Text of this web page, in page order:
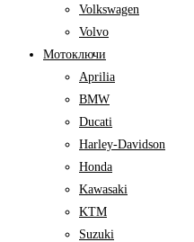
Volkswagen
Volvo
Мотоключи
Aprilia
BMW
Ducati
Harley-Davidson
Honda
Kawasaki
KTM
Suzuki